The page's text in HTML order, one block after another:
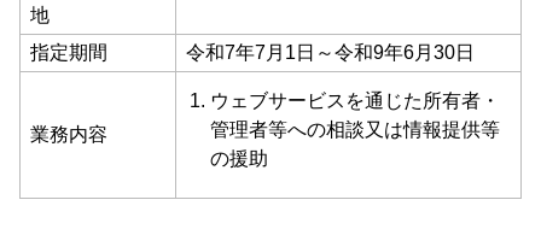
地
指定期間 令和7年7月1日～令和9年6月30日
業務内容
ウェブサービスを通じた所有者・
管理者等への相談又は情報提供等
の援助